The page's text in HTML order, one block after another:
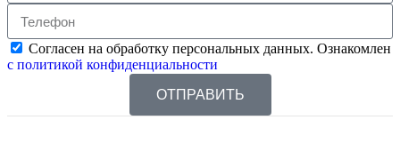
Согласен на обработку персональных данных. Ознакомлен
с политикой конфиденциальности
ОТПРАВИТЬ